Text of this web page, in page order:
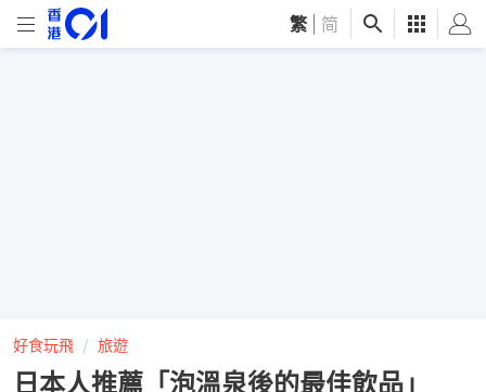
繁 简
好食玩飛 旅遊
日本人推薦「泡溫泉後的最佳飲品」